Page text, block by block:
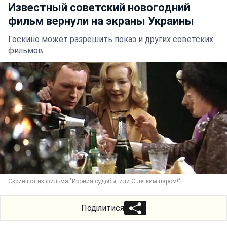
Известный советский новогодний
фильм вернули на экраны Украины
Госкино может разрешить показ и других советских
фильмов
Скриншот из фильма "Ирония судьбы, или С легким паром!"
Поділитися